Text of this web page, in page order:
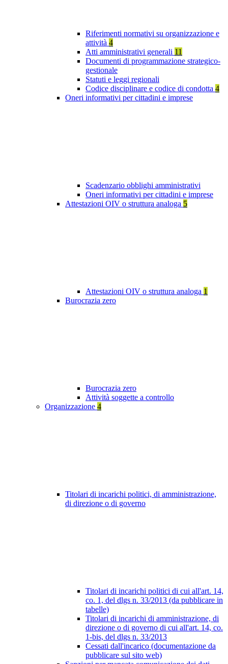
Riferimenti normativi su organizzazione e
attività 4
Atti amministrativi generali 11
Documenti di programmazione strategico-
gestionale
Statuti e leggi regionali
Codice disciplinare e codice di condotta 4
Oneri informativi per cittadini e imprese
Scadenzario obblighi amministrativi
Oneri informativi per cittadini e imprese
Attestazioni OIV o struttura analoga 5
Attestazioni OIV o struttura analoga 1
Burocrazia zero
Burocrazia zero
Attività soggette a controllo
Organizzazione 4
Titolari di incarichi politici, di amministrazione,
di direzione o di governo
Titolari di incarichi politici di cui all'art. 14,
co. 1, del dlgs n. 33/2013 (da pubblicare in
tabelle)
Titolari di incarichi di amministrazione, di
direzione o di governo di cui all'art. 14, co.
1-bis, del dlgs n. 33/2013
Cessati dall'incarico (documentazione da
pubblicare sul sito web)